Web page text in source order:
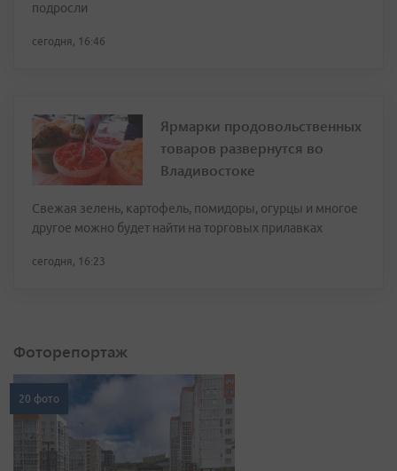
подросли
сегодня, 16:46
Ярмарки продовольственных
товаров развернутся во
Владивостоке
Свежая зелень, картофель, помидоры, огурцы и многое
другое можно будет найти на торговых прилавках
сегодня, 16:23
Фоторепортаж
20 фото